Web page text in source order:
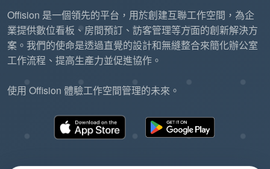
Offision 是一個領先的平台，用於創建互聯工作空間，為企
業提供數位看板、房間預訂、訪客管理等方面的創新解決方
案。我們的使命是透過直覺的設計和無縫整合來簡化辦公室
工作流程、提高生產力並促進協作。
使用 Offision 體驗工作空間管理的未來。